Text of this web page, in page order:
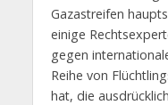
Gazastreifen
einige
gegen
Reihe von
hat, die